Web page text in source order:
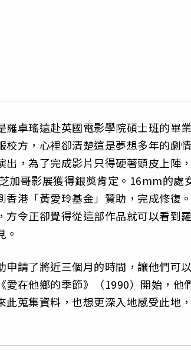
卓瑤遠赴英國電影學院碩士班的畢業
方，心裡卻清楚這是夢想多年的劇情
，為了完成影片只得硬著頭皮上陣，
加哥影展獲得銀獎肯定。16mm的處
港「黃愛玲基金」贊助，完成修復。
令正卻覺得從這部作品就可以看到羅
。
請了將近三個月的時間，讓他們可以
在他鄉的季節》（1990）開始，他
蒐集資料，也想更深入地感受此地，